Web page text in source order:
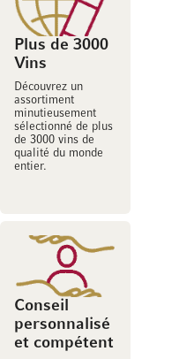
Plus de 3000
Vins
Découvrez un
assortiment
minutieusement
sélectionné de plus
de 3000 vins de
qualité du monde
entier.
Conseil
personnalisé
et compétent